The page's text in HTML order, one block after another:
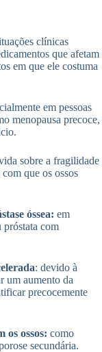
clínicas
que afetam
em que ele costuma
em pessoas
menopausa precoce,
sobre a fragilidade
que os ossos
óssea: em
próstata com
: devido à
um aumento da
precocemente
os ossos: como
secundária.